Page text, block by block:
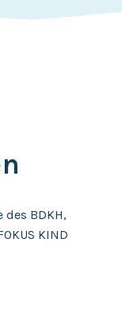
BDKH,
KIND